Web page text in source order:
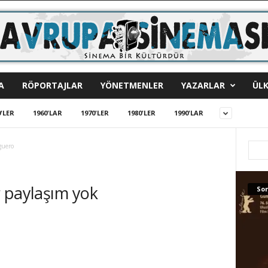
RÖPORTAJLAR YÖNETMENLER YAZARLAR
1960'LAR 1970'LER 1980'LER 1990'LAR
yok